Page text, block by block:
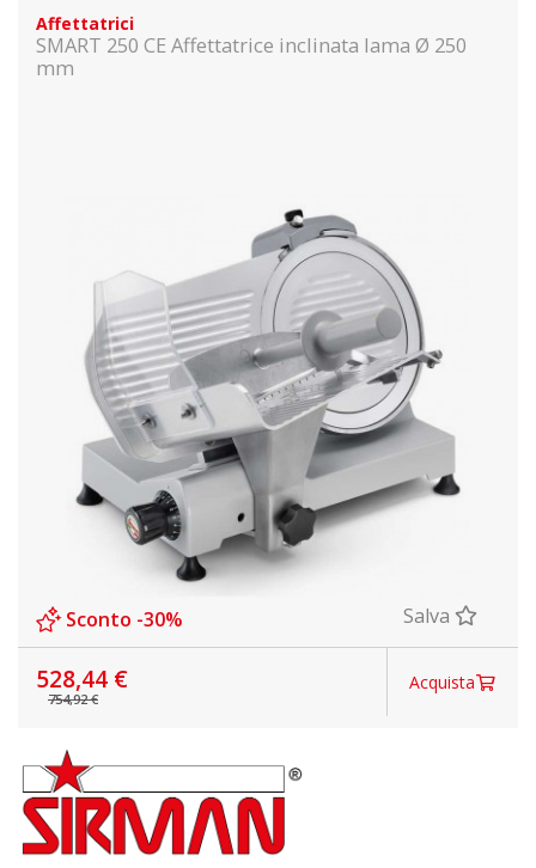
Affettatrici
SMART 250 CE Affettatrice inclinata lama Ø 250
mm
Sconto -30% Salva
528,44 €
754,92 €
Acquista